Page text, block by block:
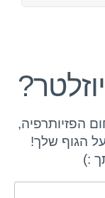
הפזיותרפיה,
הגוף שלך!
:)